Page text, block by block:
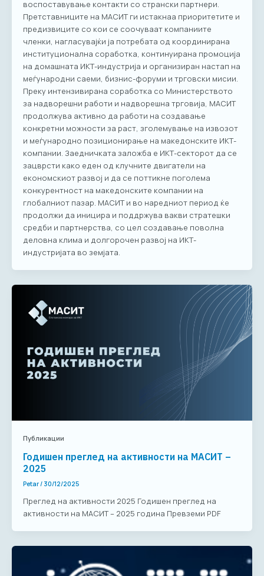
воспоставување контакти со странски партнери.
Претставниците на МАСИТ ги истакнаа приоритетите и
предизвиците со кои се соочуваат компаниите
членки, нагласувајќи ја потребата од координирана
институционална соработка, континуирана промоција
на домашната ИКТ-индустрија и организиран настап на
меѓународни саеми, бизнис-форуми и трговски мисии.
Преку интензивирана соработка со Министерството
за надворешни работи и надворешна трговија, МАСИТ
продолжува активно да работи на создавање
конкретни можности за раст, зголемување на извозот
и меѓународно позиционирање на македонските ИКТ-
компании. Заедничката заложба е ИКТ-секторот да се
зацврсти како еден од клучните двигатели на
економскиот развој и да се поттикне поголема
конкурентност на македонските компании на
глобалниот пазар. МАСИТ и во наредниот период ќе
продолжи да иницира и поддржува вакви стратешки
средби и партнерства, со цел создавање поволна
деловна клима и долгорочен развој на ИКТ-
индустријата во земјата.
Публикации
Годишен преглед на активности на МАСИТ –
2025
Petar/ 30/12/2025
Преглед на активности 2025 Годишен преглед на
активности на МАСИТ – 2025 година Превземи PDF